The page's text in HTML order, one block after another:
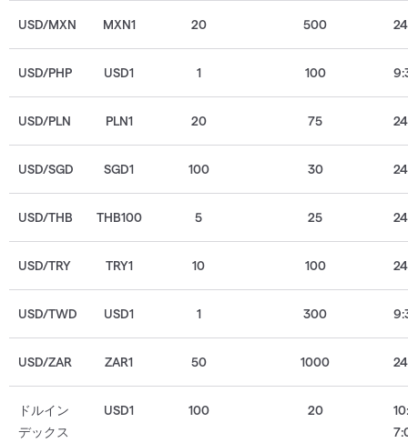
USD/MXN MXN1 20 500
USD/PHP USD1 1 100
USD/PLN PLN1 20 75
USD/SGD SGD1 100 30
USD/THB THB100 5 25
USD/TRY TRY1 10 100
USD/TWD USD1 1 300
USD/ZAR ZAR1 50 1000
ドルイン
デックス
USD1 100 20